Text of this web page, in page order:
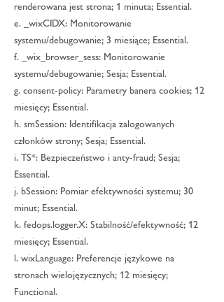
renderowana jest strona; 1 minuta; Essential.
e. _wixCIDX: Monitorowanie
systemu/debugowanie; 3 miesiące; Essential.
f. _wix_browser_sess: Monitorowanie
systemu/debugowanie; Sesja; Essential.
g. consent-policy: Parametry banera cookies; 12
miesięcy; Essential.
h. smSession: Identifikacja zalogowanych
członków strony; Sesja; Essential.
i. TS*: Bezpieczeństwo i anty-fraud; Sesja;
Essential.
j. bSession: Pomiar efektywności systemu; 30
minut; Essential.
k. fedops.logger.X: Stabilność/efektywność; 12
miesięcy; Essential.
l. wixLanguage: Preferencje językowe na
stronach wielojęzycznych; 12 miesięcy;
Functional.